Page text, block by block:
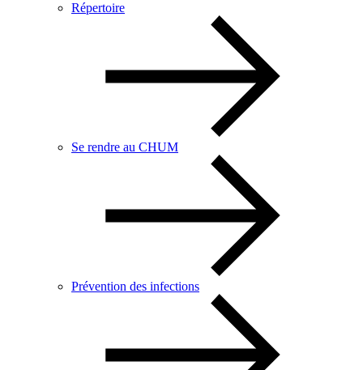
Répertoire
Se rendre au CHUM
Prévention des infections